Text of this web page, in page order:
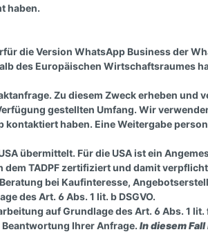
haben.
die Version WhatsApp Business der
des Europäischen Wirtschaftsraumes
Zu diesem Zweck erheben
gestellten Umfang. Wir
haben. Eine Weitergabe
übermittelt. Für die USA ist ein
TADPF zertifiziert und damit
bei Kaufinteresse,
des Art. 6 Abs. 1 lit. b DSGVO.
auf Grundlage des Art. 6 Abs. 1
Ihrer Anfrage. In diesem